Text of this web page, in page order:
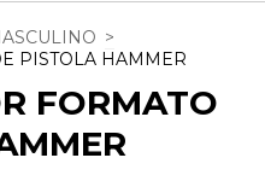
>
PISTOLA HAMMER
FORMATO